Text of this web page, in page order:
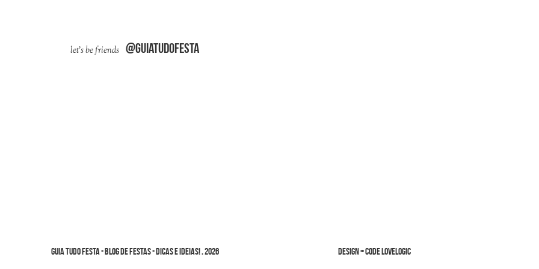
@guiatudofesta
Guia Tudo Festa - Blog de Festas - dicas e ideias!.2026 design + codelovelogic